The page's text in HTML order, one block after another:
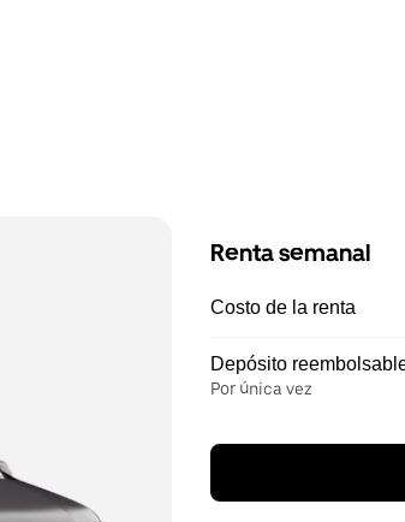
Renta semanal
Costo de la renta
Depósito
Por única vez